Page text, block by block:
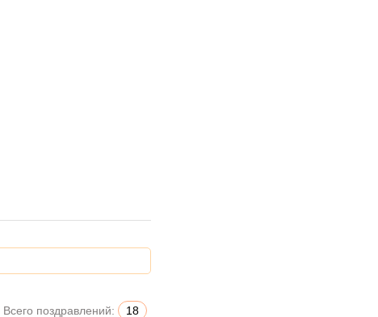
Всего поздравлений: 18